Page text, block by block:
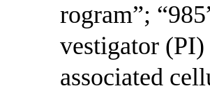
rogram”;
vestigator (PI)
associated